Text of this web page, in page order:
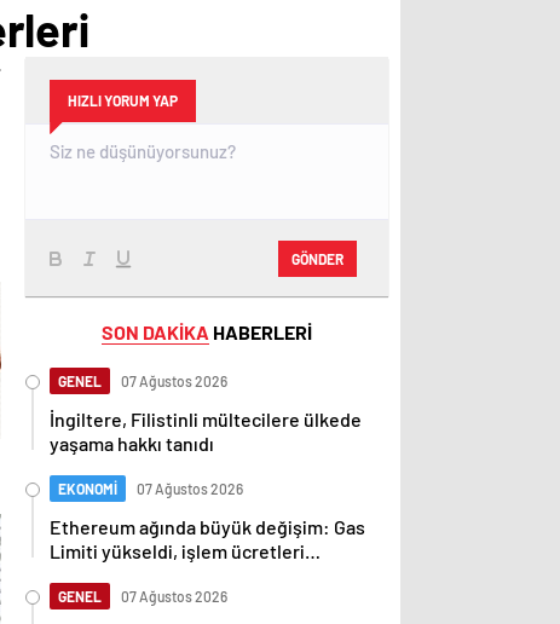
HIZLI YORUM YAP
GÖNDER
SON DAKİKA HABERLERİ
GENEL 07 Ağustos 2026
İngiltere, Filistinli mültecilere ülkede
yaşama hakkı tanıdı
EKONOMİ 07 Ağustos 2026
Ethereum ağında büyük değişim: Gas
Limiti yükseldi, işlem ücretleri
GENEL 07 Ağustos 2026